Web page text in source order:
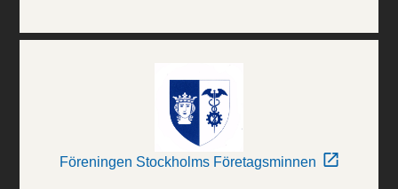
Föreningen Stockholms Företagsminnen